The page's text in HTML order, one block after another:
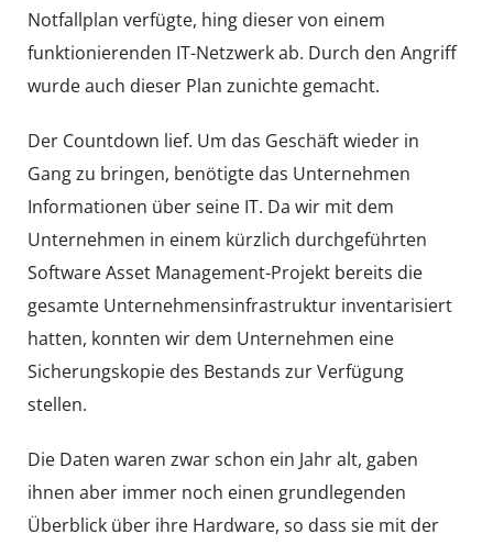
Notfallplan verfügte, hing dieser von einem
funktionierenden IT-Netzwerk ab. Durch den Angriff
wurde auch dieser Plan zunichte gemacht.
Der Countdown lief. Um das Geschäft wieder in
Gang zu bringen, benötigte das Unternehmen
Informationen über seine IT. Da wir mit dem
Unternehmen in einem kürzlich durchgeführten
Software Asset Management-Projekt bereits die
gesamte Unternehmensinfrastruktur inventarisiert
hatten, konnten wir dem Unternehmen eine
Sicherungskopie des Bestands zur Verfügung
stellen.
Die Daten waren zwar schon ein Jahr alt, gaben
ihnen aber immer noch einen grundlegenden
Überblick über ihre Hardware, so dass sie mit der